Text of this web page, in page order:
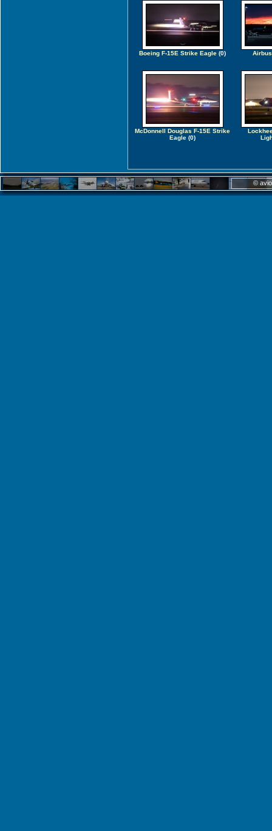
Boeing F-15E Strike Eagle (0)
McDonnell Douglas F-15E Strike
Eagle (0)
©